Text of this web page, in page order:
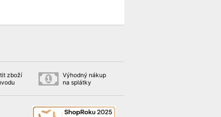
zboží
Výhodný nákup
na splátky